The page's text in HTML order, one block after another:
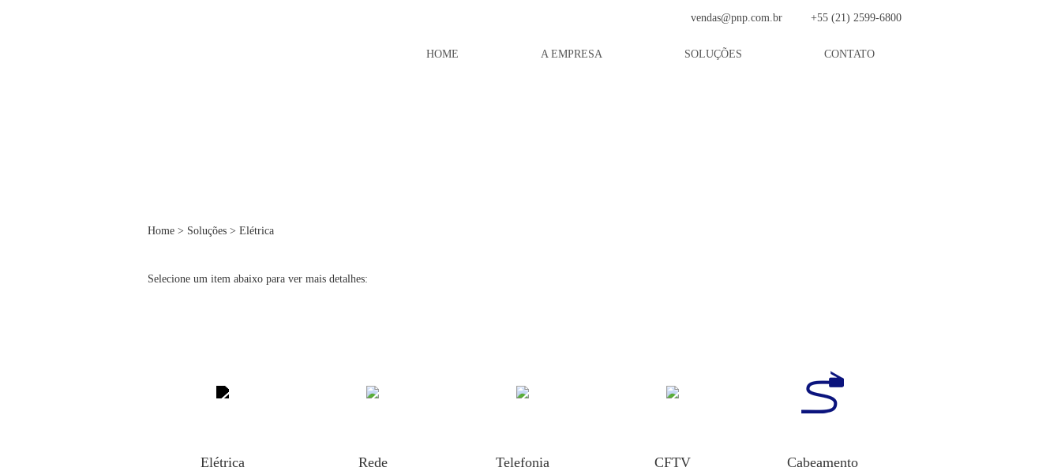
vendas@pnp.com.br +55 (21) 2599-6800
HOME A EMPRESA SOLUÇÕES CONTATO
Home > Soluções > Elétrica
Selecione um item abaixo para ver mais detalhes:
Elétrica Rede Telefonia CFTV Cabeamento